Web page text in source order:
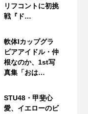
リフコントに初挑
戦『ド…
軟体Iカップグラ
ビアアイドル・仲
根なのか、1st写
真集「おは…
STU48・甲斐心
愛、イエローのビ